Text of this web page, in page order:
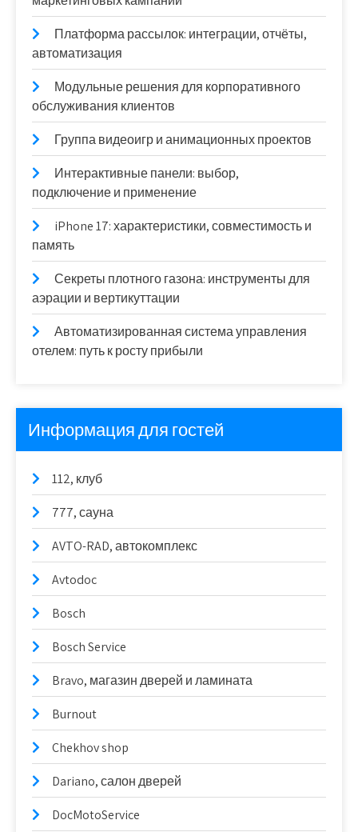
Платформа рассылок: интеграции, отчёты,
автоматизация
Модульные решения для корпоративного
обслуживания клиентов
Группа видеоигр и анимационных проектов
Интерактивные панели: выбор,
подключение и применение
iPhone 17: характеристики, совместимость и
память
Секреты плотного газона: инструменты для
аэрации и вертикуттации
Автоматизированная система управления
отелем: путь к росту прибыли
Информация для гостей
112, клуб
777, сауна
AVTO-RAD, автокомплекс
Avtodoc
Bosch
Bosch Service
Bravo, магазин дверей и ламината
Burnout
Chekhov shop
Dariano, салон дверей
DocMotoService